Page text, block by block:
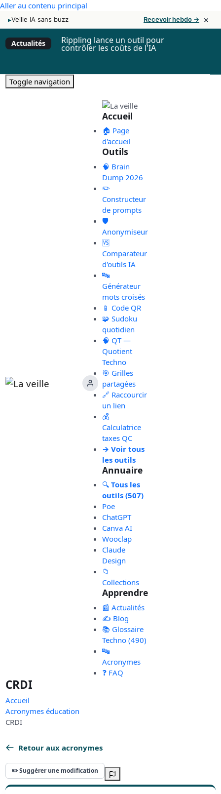
Aller au contenu principal
▸Veille IA sans buzz Recevoir hebdo → ×
Actualités Rippling lance un outil pour
contrôler les coûts de l'IA
Toggle navigation
Accueil
🏠 Page
d'accueil
Outils
🧠 Brain
Dump 2026
✏️
Constructeur
de prompts
🛡️
Anonymiseur
🆚
Comparateur
d'outils IA
🔤
Générateur
mots croisés
📱 Code QR
🧩 Sudoku
quotidien
🧠 QT —
Quotient
Techno
🎯 Grilles
partagées
🔗 Raccourcir
un lien
💰
Calculatrice
taxes QC
→ Voir tous
les outils
Annuaire
🔍 Tous les
outils (507)
Poe
ChatGPT
Canva AI
Wooclap
Claude
Design
📁
Collections
Apprendre
📰 Actualités
✍️ Blog
📚 Glossaire
Techno (490)
🔤
Acronymes
❓ FAQ
CRDI
Accueil
Acronymes éducation
CRDI
Retour aux acronymes
✏️ Suggérer une modification